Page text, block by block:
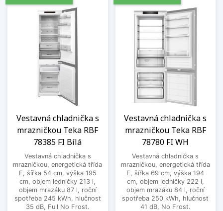
Vestavná chladnička s
mrazničkou Teka RBF
78385 FI Bílá
Vestavná chladnička s
mrazničkou, energetická třída
E, šířka 54 cm, výška 195
cm, objem ledničky 213 l,
objem mrazáku 87 l, roční
spotřeba 245 kWh, hlučnost
35 dB, Full No Frost.
Vestavná chladnička s
mrazničkou Teka RBF
78780 FI WH
Vestavná chladnička s
mrazničkou, energetická třída
E, šířka 69 cm, výška 194
cm, objem ledničky 222 l,
objem mrazáku 84 l, roční
spotřeba 250 kWh, hlučnost
41 dB, No Frost.